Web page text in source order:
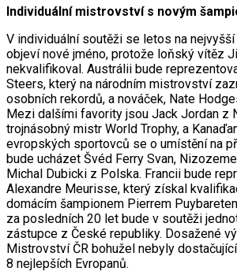
Individuální mistrovství s novým
V individuální soutěži se letos na
objeví nové jméno, protože loňský vítěz
nekvalifikoval. Austrálii bude
Steers, který na národním mistrovství
osobních rekordů, a nováček, Nate
Mezi dalšími favority jsou Jack Jordan z
trojnásobný mistr World Trophy, a
evropských sportovců se o umístění na
bude ucházet Švéd Ferry Svan,
Michal Dubicki z Polska. Francii bude
Alexandre Meurisse, který získal
domácím šampionem Pierrem
za posledních 20 let bude v soutěži
zástupce z České republiky. Dosažené
Mistrovství ČR bohužel nebyly
8 nejlepších Evropanů.